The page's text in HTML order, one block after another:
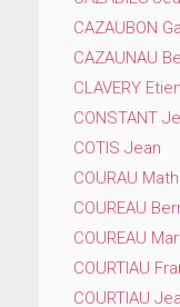
CAZAUBON
CAZAUNAU
CLAVERY
CONSTANT
COTIS Jean
COURAU
COUREAU
COUREAU
COURTIAU
COURTIAU